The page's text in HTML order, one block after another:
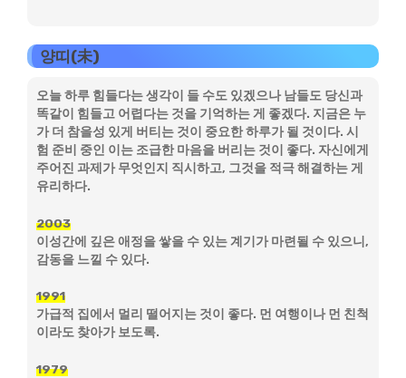
양띠(未)
오늘 하루 힘들다는 생각이 들 수도 있겠으나 남들도 당신과
똑같이 힘들고 어렵다는 것을 기억하는 게 좋겠다. 지금은 누
가 더 참을성 있게 버티는 것이 중요한 하루가 될 것이다. 시
험 준비 중인 이는 조급한 마음을 버리는 것이 좋다. 자신에게
주어진 과제가 무엇인지 직시하고, 그것을 적극 해결하는 게
유리하다.
2003
이성간에 깊은 애정을 쌓을 수 있는 계기가 마련될 수 있으니,
감동을 느낄 수 있다.
1991
가급적 집에서 멀리 떨어지는 것이 좋다. 먼 여행이나 먼 친척
이라도 찾아가 보도록.
1979